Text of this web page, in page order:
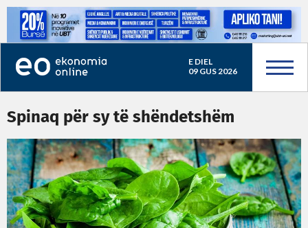
E DIEL
09 GUS 2026
Spinaq për sy të shëndetshëm